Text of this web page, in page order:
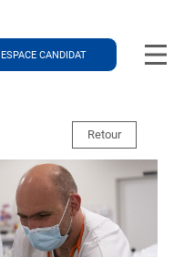
ESPACE CANDIDAT
Retour